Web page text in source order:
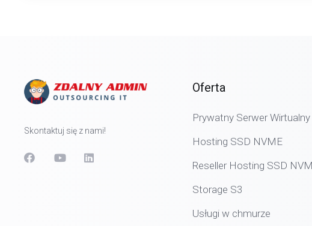
Skontaktuj się z nami!
Oferta
Prywatny Serwer Wirtualny
Hosting SSD NVME
Reseller Hosting SSD
Storage S3
Usługi w chmurze